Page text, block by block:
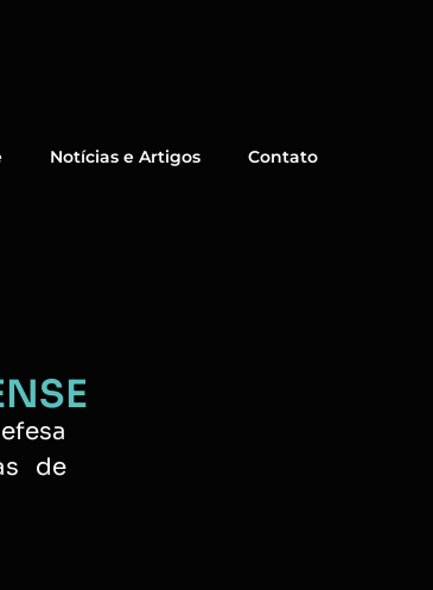
Notícias e Artigos Contato
de